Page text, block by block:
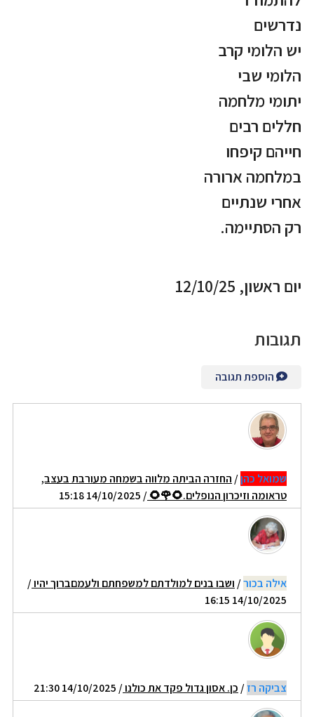
נדרשים
יש הלומי קרב
הלומי שבי
יתומי מלחמה
חללים רבים
חייהם קיפחו
במלחמה ארורה
אחרי שנתיים
רק הסתיימה.
יום ראשון, 12/10/25
תגובות
הוספת תגובה
שמואל כהן/ החזרה הביתה מלווה בשמחה מעורבת בעצב,
טראומה וזיכרון הנופלים.🌻🌹🌻/ 14/10/2025 15:18
אילה בכור/ ושבו בנים למולדתם למשפחתם ולעמםברוך יהיו/
14/10/2025 16:15
צביקה רז/ כן. אסון גדול פקד את כולנו/ 14/10/2025 21:30